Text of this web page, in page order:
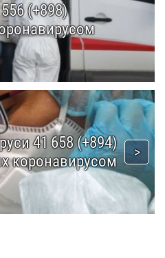
(+898)
41 658 (+894)
коронавирусом